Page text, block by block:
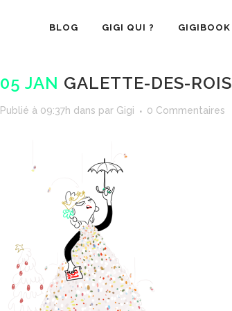
BLOG GIGI QUI ? GIGIBOOK
05 JAN GALETTE-DES-ROIS
Publié à 09:37h dans par Gigi 0 Commentaires